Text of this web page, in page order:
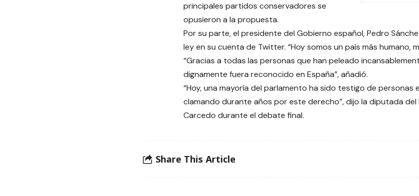
principales partidos conservadores se
opusieron a la propuesta.
Por su parte, el presidente del Gobierno español, Pedro
ley en su cuenta de Twitter. “Hoy somos un país más humano,
“Gracias a todas las personas que han peleado
dignamente fuera reconocido en España”, añadió.
“Hoy, una mayoría del parlamento ha sido testigo de personas
clamando durante años por este derecho”, dijo la diputada del
Carcedo durante el debate final.
Share This Article